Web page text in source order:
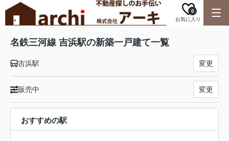
お気に入り
0
名鉄三河線 吉浜駅の新築一戸建て一覧
吉浜駅 変更
販売中 変更
おすすめの駅